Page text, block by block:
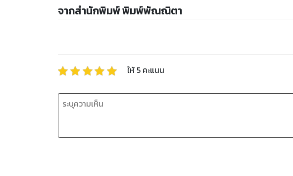
จากสำนักพิมพ์ พิมพ์พัณณิตา
ให้ 5 คะแนน